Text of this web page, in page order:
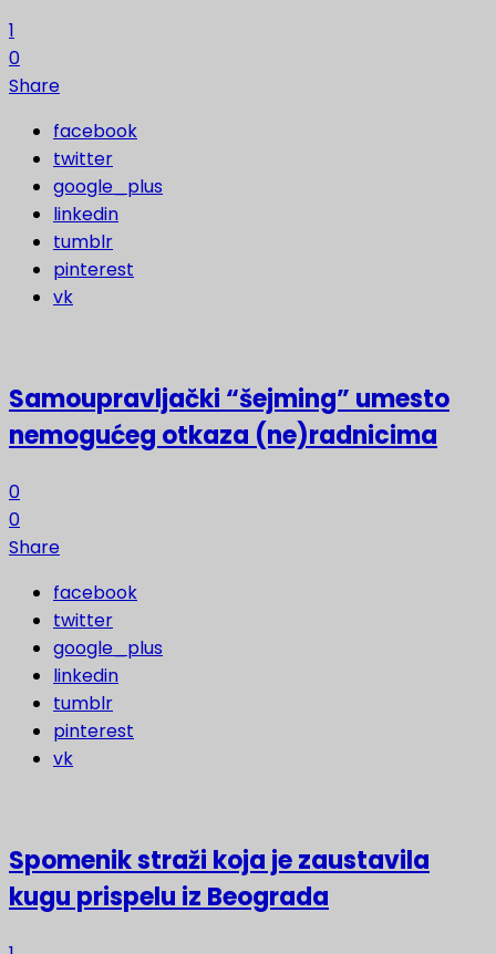
1
0
Share
facebook
twitter
google_plus
linkedin
tumblr
pinterest
vk
Samoupravljački “šejming” umesto
nemogućeg otkaza (ne)radnicima
0
0
Share
facebook
twitter
google_plus
linkedin
tumblr
pinterest
vk
Spomenik straži koja je zaustavila
kugu prispelu iz Beograda